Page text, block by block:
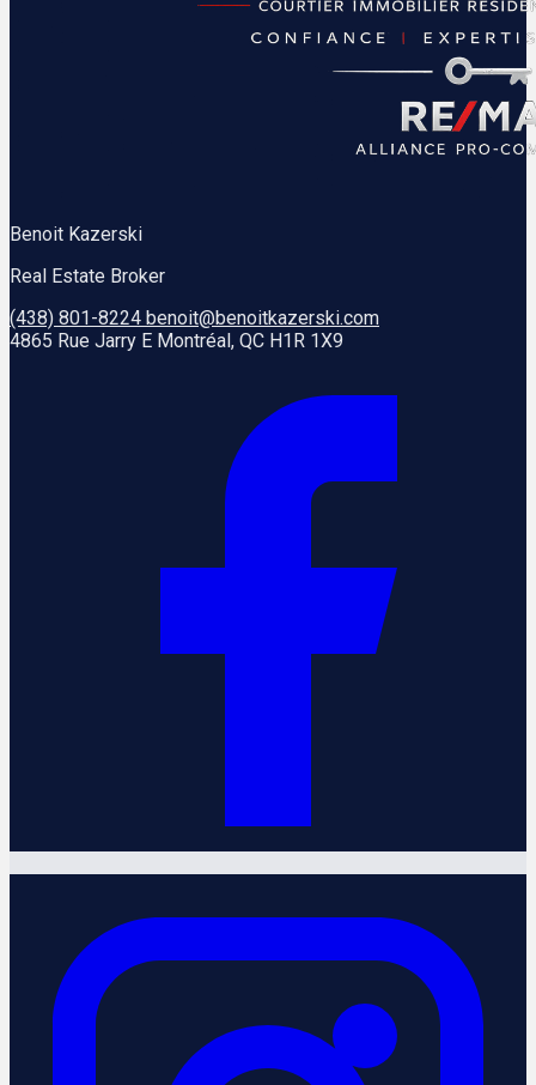
Benoit Kazerski
Real Estate Broker
(438) 801-8224 benoit@benoitkazerski.com
4865 Rue Jarry E Montréal, QC H1R 1X9